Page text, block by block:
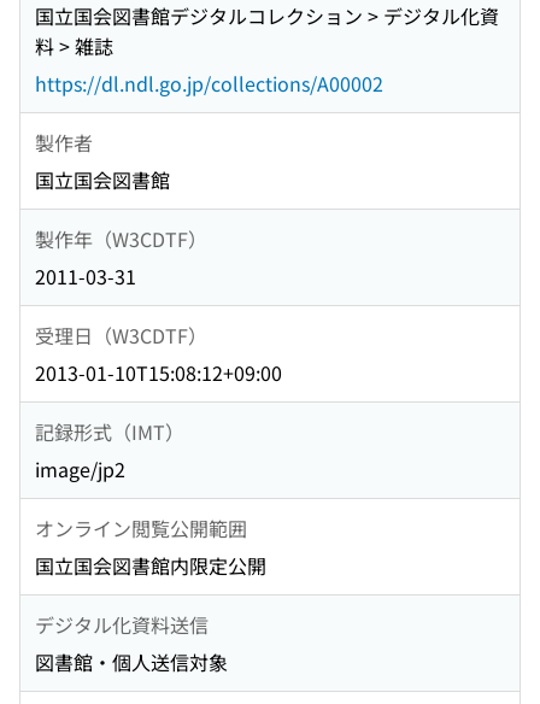
国立国会図書館デジタルコレクション > デジタル化資
料 > 雑誌
https://dl.ndl.go.jp/collections/A00002
製作者
国立国会図書館
製作年（W3CDTF）
2011-03-31
受理日（W3CDTF）
2013-01-10T15:08:12+09:00
記録形式（IMT）
image/jp2
オンライン閲覧公開範囲
国立国会図書館内限定公開
デジタル化資料送信
図書館・個人送信対象